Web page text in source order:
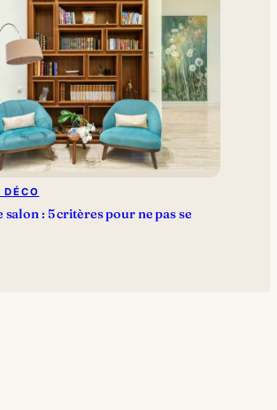
salon : 5 critères pour ne pas se